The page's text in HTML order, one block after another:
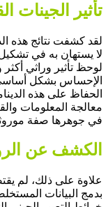
تأثير الجينات
لقد كشفت نتائج هذه
لا يستهان به في
لوحظ تأثير وراثي
الإحساس بشكل
الحفاظ على هذه
معالجة المعلومات
في جوهرها صفة
الكشف عن
علاوة على ذلك، لم
بدمج البيانات